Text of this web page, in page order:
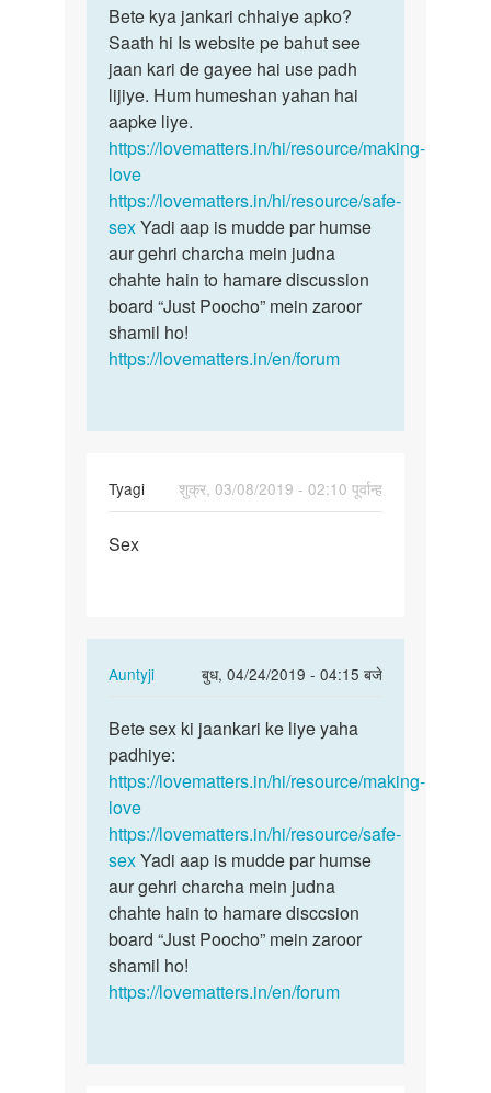
to
Sex
by
Pintu
Bete
kya
jankari
chhaiye…
Bete kya jankari chhaiye apko?
Saath hi Is website pe bahut see
jaan kari de gayee hai use padh
lijiye. Hum humeshan yahan hai
aapke liye.
https://lovematters.in/hi/resource/making-
love
https://lovematters.in/hi/resource/safe-
sexYadi aap is mudde par humse
aur gehri charcha mein judna
chahte hain to hamare discussion
board “Just Poocho” mein zaroor
shamil ho!
https://lovematters.in/en/forum
Tyagi
शुक्र, 03/08/2019 - 02:10 पूर्वान्ह
Sex
Sex
Auntyji
बुध, 04/24/2019 - 04:15 बजे
In
to
Sex
by
Bete
sex
ki
jaankari
ke
liye…
Bete sex ki jaankari ke liye yaha
padhiye:
https://lovematters.in/hi/resource/making-
love
https://lovematters.in/hi/resource/safe-
sexYadi aap is mudde par humse
aur gehri charcha mein judna
chahte hain to hamare disccsion
board “Just Poocho” mein zaroor
shamil ho!
https://lovematters.in/en/forum